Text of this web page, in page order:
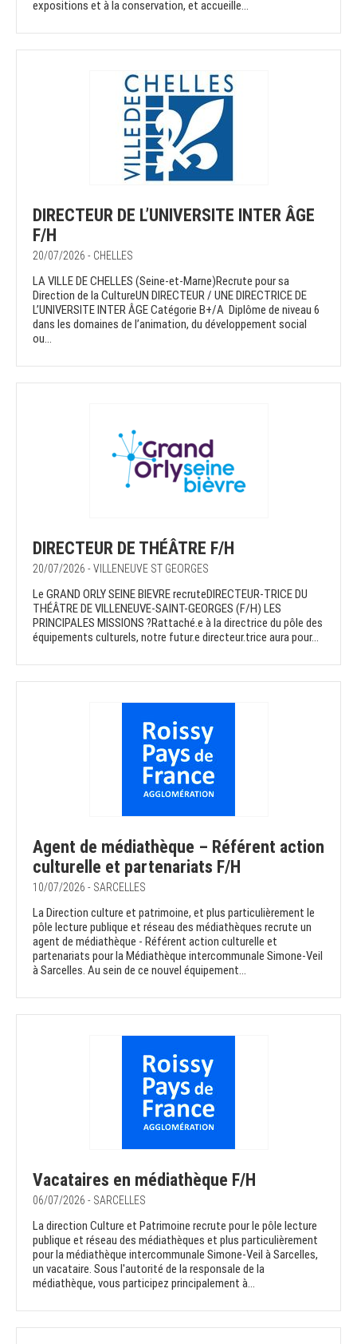
expositions et à la conservation, et accueille...
DIRECTEUR DE L’UNIVERSITE INTER ÂGE
F/H
20/07/2026 - CHELLES
LA VILLE DE CHELLES (Seine-et-Marne)Recrute pour sa
Direction de la CultureUN DIRECTEUR / UNE DIRECTRICE DE
L’UNIVERSITE INTER ÂGE Catégorie B+/A Diplôme de niveau 6
dans les domaines de l’animation, du développement social
ou...
DIRECTEUR DE THÉÂTRE F/H
20/07/2026 - VILLENEUVE ST GEORGES
Le GRAND ORLY SEINE BIEVRE recruteDIRECTEUR-TRICE DU
THÉÂTRE DE VILLENEUVE-SAINT-GEORGES (F/H) LES
PRINCIPALES MISSIONS ?Rattaché.e à la directrice du pôle des
équipements culturels, notre futur.e directeur.trice aura pour...
Agent de médiathèque – Référent action
culturelle et partenariats F/H
10/07/2026 - SARCELLES
La Direction culture et patrimoine, et plus particulièrement le
pôle lecture publique et réseau des médiathèques recrute un
agent de médiathèque - Référent action culturelle et
partenariats pour la Médiathèque intercommunale Simone-Veil
à Sarcelles. Au sein de ce nouvel équipement...
Vacataires en médiathèque F/H
06/07/2026 - SARCELLES
La direction Culture et Patrimoine recrute pour le pôle lecture
publique et réseau des médiathèques et plus particulièrement
pour la médiathèque intercommunale Simone-Veil à Sarcelles,
un vacataire. Sous l'autorité de la responsale de la
médiathèque, vous participez principalement à...